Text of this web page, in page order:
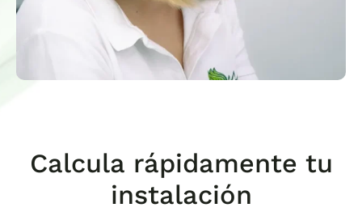
Calcula rápidamente tu
instalación